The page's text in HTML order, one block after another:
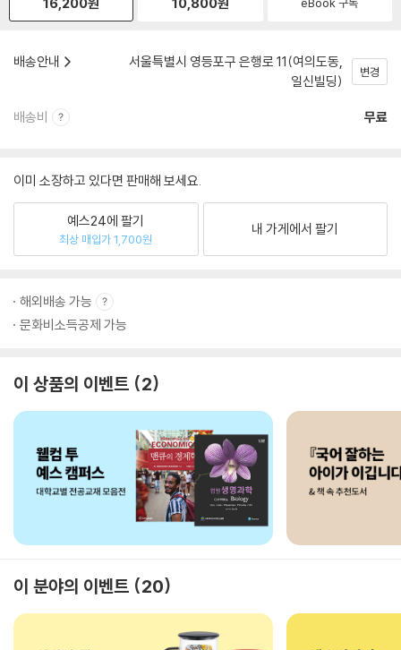
배송안내
서울특별시 영등포구 은행로 11(여의도동,
일신빌딩)
변경
배송비 무료
이미 소장하고 있다면 판매해 보세요.
예스24에 팔기
최상 매입가 1,700원
내 가게에서 팔기
해외배송 가능
문화비소득공제 가능
이 상품의 이벤트 2
이 분야의 이벤트 20